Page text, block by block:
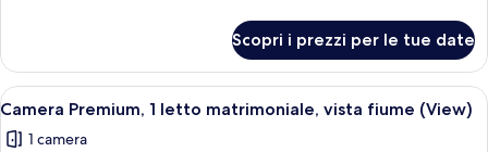
Accessible,
Roll-
In
Shower)
1
letto
matrimoniale
Accessible,
Scopri i prezzi per le tue date
Apri
tutte
le
Un pannello di controllo con uno
8
Camera Premium, 1 letto matrimoniale, vista fiume (View)
1 camera